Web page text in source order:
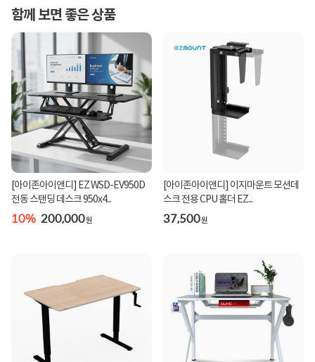
함께 보면 좋은 상품
[아이존아이앤디] EZ WSD-EV950D
전동 스탠딩 데스크 950x4...
10% 200,000원
[아이존아이앤디] 이지마운트 모션데
스크 전용 CPU 홀더 EZ...
37,500원